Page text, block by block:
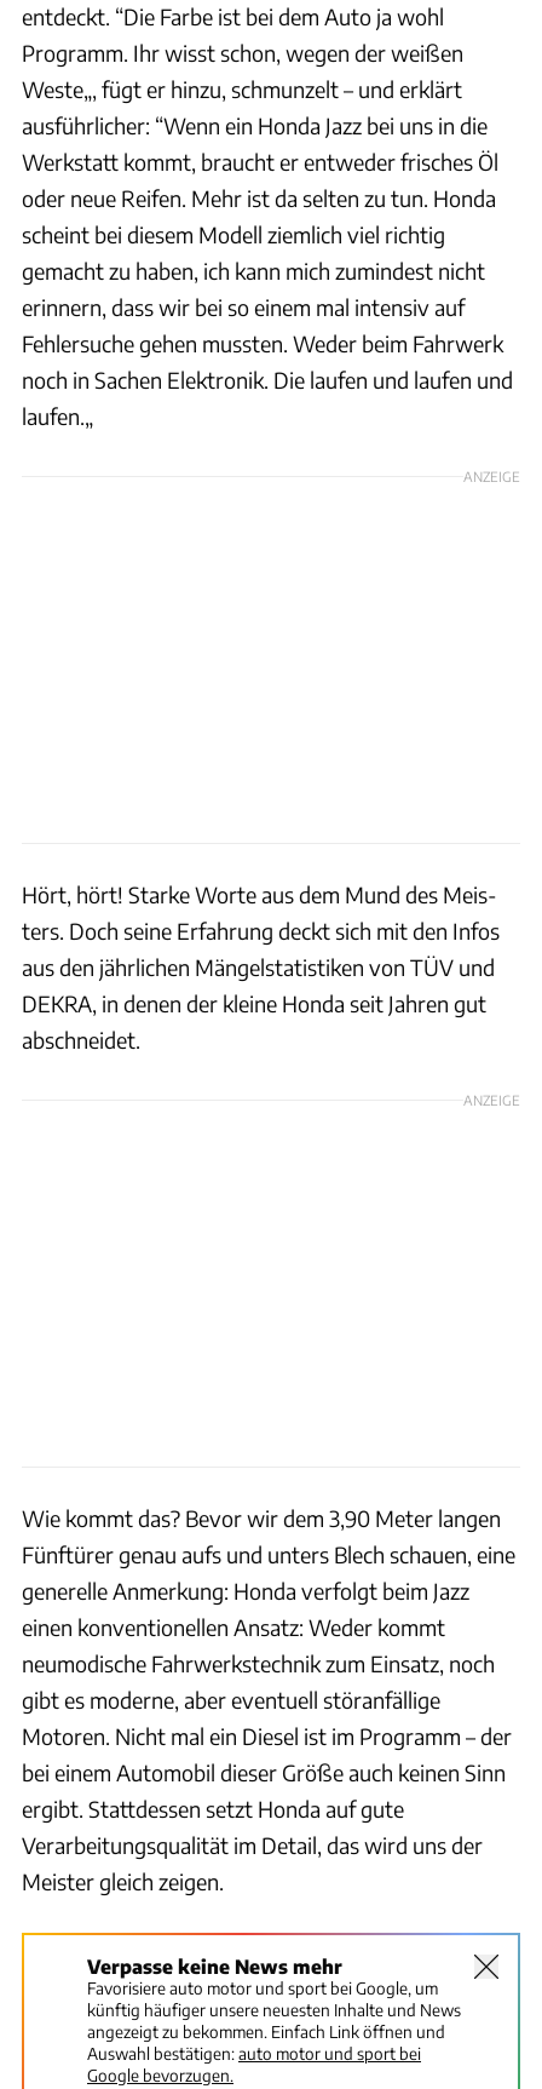
entdeckt. “Die Farbe ist bei dem Auto ja wohl
Programm. Ihr wisst schon, wegen der weißen
Weste„, fügt er hinzu, schmunzelt – und erklärt
ausführlicher: “Wenn ein Honda Jazz bei uns in die
Werkstatt kommt, braucht er entweder frisches Öl
oder neue Reifen. Mehr ist da selten zu tun. Honda
scheint bei diesem Modell ziemlich viel richtig
gemacht zu haben, ich kann mich zumindest nicht
erinnern, dass wir bei so einem mal intensiv auf
Fehlersuche gehen mussten. Weder beim Fahrwerk
noch in Sachen Elektronik. Die laufen und laufen und
laufen.„
ANZEIGE
Hört, hört! Starke Worte aus dem Mund des Meis-
ters. Doch seine Erfahrung deckt sich mit den Infos
aus den jährlichen Mängelstatistiken von TÜV und
DEKRA, in denen der kleine Honda seit Jahren gut
abschneidet.
ANZEIGE
Wie kommt das? Bevor wir dem 3,90 Meter langen
Fünftürer genau aufs und unters Blech schauen, eine
generelle Anmerkung: Honda verfolgt beim Jazz
einen konventionellen Ansatz: Weder kommt
neumodische Fahrwerkstechnik zum Einsatz, noch
gibt es moderne, aber eventuell störanfällige
Motoren. Nicht mal ein Diesel ist im Programm – der
bei einem Automobil dieser Größe auch keinen Sinn
ergibt. Stattdessen setzt Honda auf gute
Verarbeitungsqualität im Detail, das wird uns der
Meister gleich zeigen.
Verpasse keine News mehr
Favorisiere auto motor und sport bei Google, um
künftig häufiger unsere neuesten Inhalte und News
angezeigt zu bekommen. Einfach Link öffnen und
Auswahl bestätigen:auto motor und sport bei
Google bevorzugen.